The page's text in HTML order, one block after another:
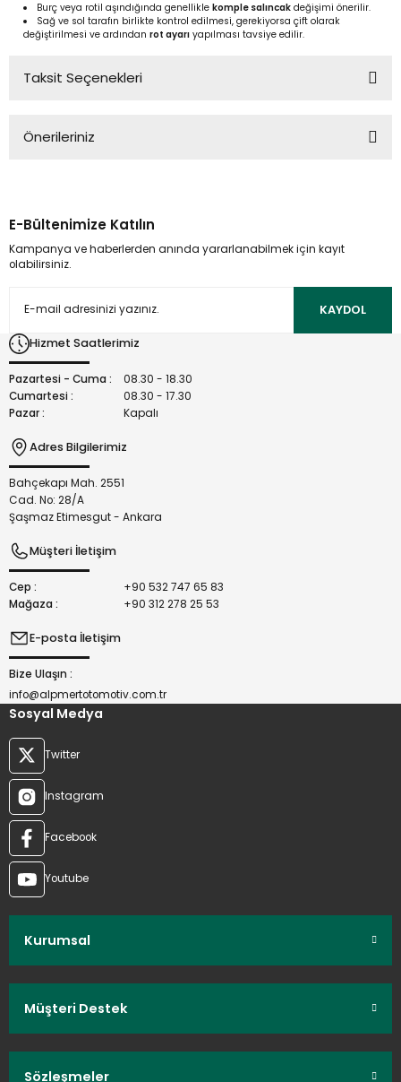
Burç veya rotil aşındığında genelliklekomple salıncak değişimi önerilir.
Sağ ve sol tarafın birlikte kontrol edilmesi, gerekiyorsa çift olarak
değiştirilmesi ve ardından rot ayarı yapılması tavsiye edilir.
Taksit Seçenekleri
Önerileriniz
kullanarak tarafımıza iletebilirsiniz.
Görüş ve önerileriniz için teşekkür ederiz.
Ürün açıklamasında eksik bilgiler bulunuyor.
Bu ürüne benzer farklı alternatifler olmalı.
E-Bültenimize Katılın
Kampanya ve haberlerden anında yararlanabilmek için kayıt
olabilirsiniz.
KAYDOL
Hizmet Saatlerimiz
Pazartesi - Cuma :
08.30 - 18.30
Cumartesi :
08.30 - 17.30
Pazar :
Kapalı
Adres Bilgilerimiz
Bahçekapı Mah. 2551
Cad. No: 28/A
Şaşmaz Etimesgut - Ankara
Müşteri İletişim
Cep :
+90 532 747 65 83
Mağaza :
+90 312 278 25 53
E-posta İletişim
Bize Ulaşın :
info@alpmertotomotiv.com.tr
Sosyal Medya
Twitter
Instagram
Facebook
Youtube
Kurumsal
Müşteri Destek
Sözleşmeler